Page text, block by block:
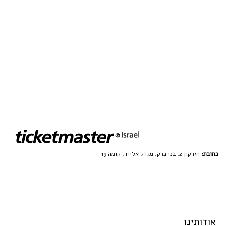
כתובת: הירקון 2, בני ברק, מגדל אלייד, קומה 19
אודותינו